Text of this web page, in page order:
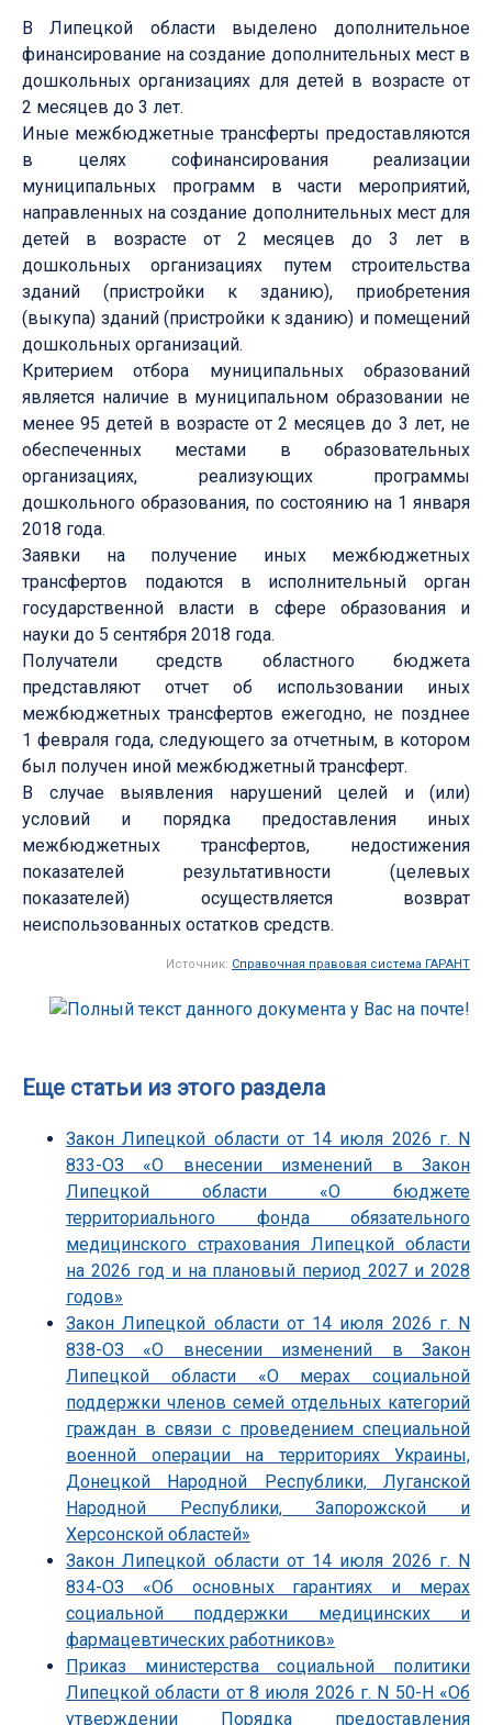
В Липецкой области выделено дополнительное
финансирование на создание дополнительных мест в
дошкольных организациях для детей в возрасте от
2 месяцев до 3 лет.
Иные межбюджетные трансферты предоставляются
в целях софинансирования реализации
муниципальных программ в части мероприятий,
направленных на создание дополнительных мест для
детей в возрасте от 2 месяцев до 3 лет в
дошкольных организациях путем строительства
зданий (пристройки к зданию), приобретения
(выкупа) зданий (пристройки к зданию) и помещений
дошкольных организаций.
Критерием отбора муниципальных образований
является наличие в муниципальном образовании не
менее 95 детей в возрасте от 2 месяцев до 3 лет, не
обеспеченных местами в образовательных
организациях, реализующих программы
дошкольного образования, по состоянию на 1 января
2018 года.
Заявки на получение иных межбюджетных
трансфертов подаются в исполнительный орган
государственной власти в сфере образования и
науки до 5 сентября 2018 года.
Получатели средств областного бюджета
представляют отчет об использовании иных
межбюджетных трансфертов ежегодно, не позднее
1 февраля года, следующего за отчетным, в котором
был получен иной межбюджетный трансферт.
В случае выявления нарушений целей и (или)
условий и порядка предоставления иных
межбюджетных трансфертов, недостижения
показателей результативности (целевых
показателей) осуществляется возврат
неиспользованных остатков средств.
Источник: Справочная правовая система ГАРАНТ
Еще статьи из этого раздела
Закон Липецкой области от 14 июля 2026 г. N
833-ОЗ «О внесении изменений в Закон
Липецкой области «О бюджете
территориального фонда обязательного
медицинского страхования Липецкой области
на 2026 год и на плановый период 2027 и 2028
годов»
Закон Липецкой области от 14 июля 2026 г. N
838-ОЗ «О внесении изменений в Закон
Липецкой области «О мерах социальной
поддержки членов семей отдельных категорий
граждан в связи с проведением специальной
военной операции на территориях Украины,
Донецкой Народной Республики, Луганской
Народной Республики, Запорожской и
Херсонской областей»
Закон Липецкой области от 14 июля 2026 г. N
834-ОЗ «Об основных гарантиях и мерах
социальной поддержки медицинских и
фармацевтических работников»
Приказ министерства социальной политики
Липецкой области от 8 июля 2026 г. N 50-Н «Об
утверждении Порядка предоставления